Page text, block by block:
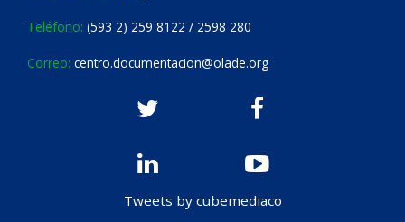
Teléfono: (593 2) 259 8122 / 2598 280
Correo: centro.documentacion@olade.org
Tweets by cubemediaco